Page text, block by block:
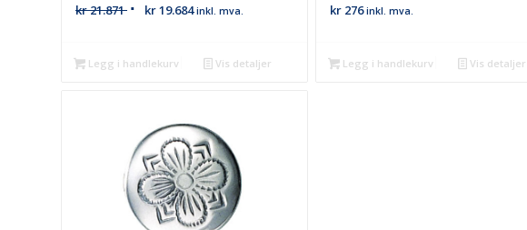
kr21.871 kr19.684 inkl. mva.
Legg i handlekurv Vis detaljer
kr276 inkl. mva.
Legg i handlekurv Vis detaljer